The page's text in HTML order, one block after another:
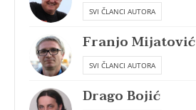
SVI ČLANCI AUTORA
Franjo Mijatović
SVI ČLANCI AUTORA
Drago Bojić